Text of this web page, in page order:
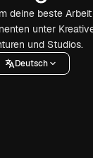
deine beste
unter
und Studios.
Deutsch